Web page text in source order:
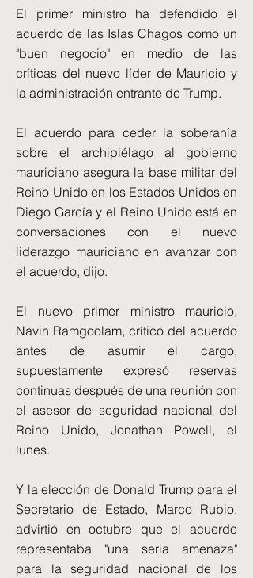
El primer ministro ha defendido el
acuerdo de las Islas Chagos como un
"buen negocio" en medio de las
críticas del nuevo líder de Mauricio y
la administración entrante de Trump.
El acuerdo para ceder la soberanía
sobre el archipiélago al gobierno
mauriciano asegura la base militar del
Reino Unido en los Estados Unidos en
Diego García y el Reino Unido está en
conversaciones con el nuevo
liderazgo mauriciano en avanzar con
el acuerdo, dijo.
El nuevo primer ministro mauricio,
Navin Ramgoolam, crítico del acuerdo
antes de asumir el cargo,
supuestamente expresó reservas
continuas después de una reunión con
el asesor de seguridad nacional del
Reino Unido, Jonathan Powell, el
lunes.
Y la elección de Donald Trump para el
Secretario de Estado, Marco Rubio,
advirtió en octubre que el acuerdo
representaba "una seria amenaza"
para la seguridad nacional de los